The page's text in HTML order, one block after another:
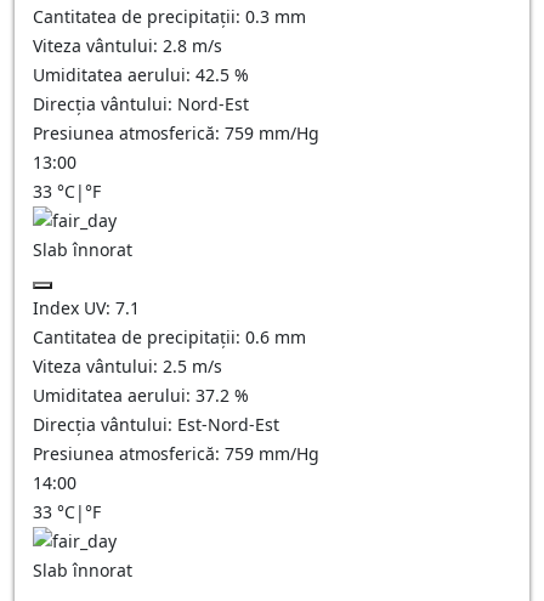
Cantitatea de precipitații: 0.3 mm
Viteza vântului: 2.8 m/s
Umiditatea aerului: 42.5 %
Direcția vântului: Nord-Est
Presiunea atmosferică: 759 mm/Hg
13:00
33 °C|°F
Slab înnorat
Index UV: 7.1
Cantitatea de precipitații: 0.6 mm
Viteza vântului: 2.5 m/s
Umiditatea aerului: 37.2 %
Direcția vântului: Est-Nord-Est
Presiunea atmosferică: 759 mm/Hg
14:00
33 °C|°F
Slab înnorat